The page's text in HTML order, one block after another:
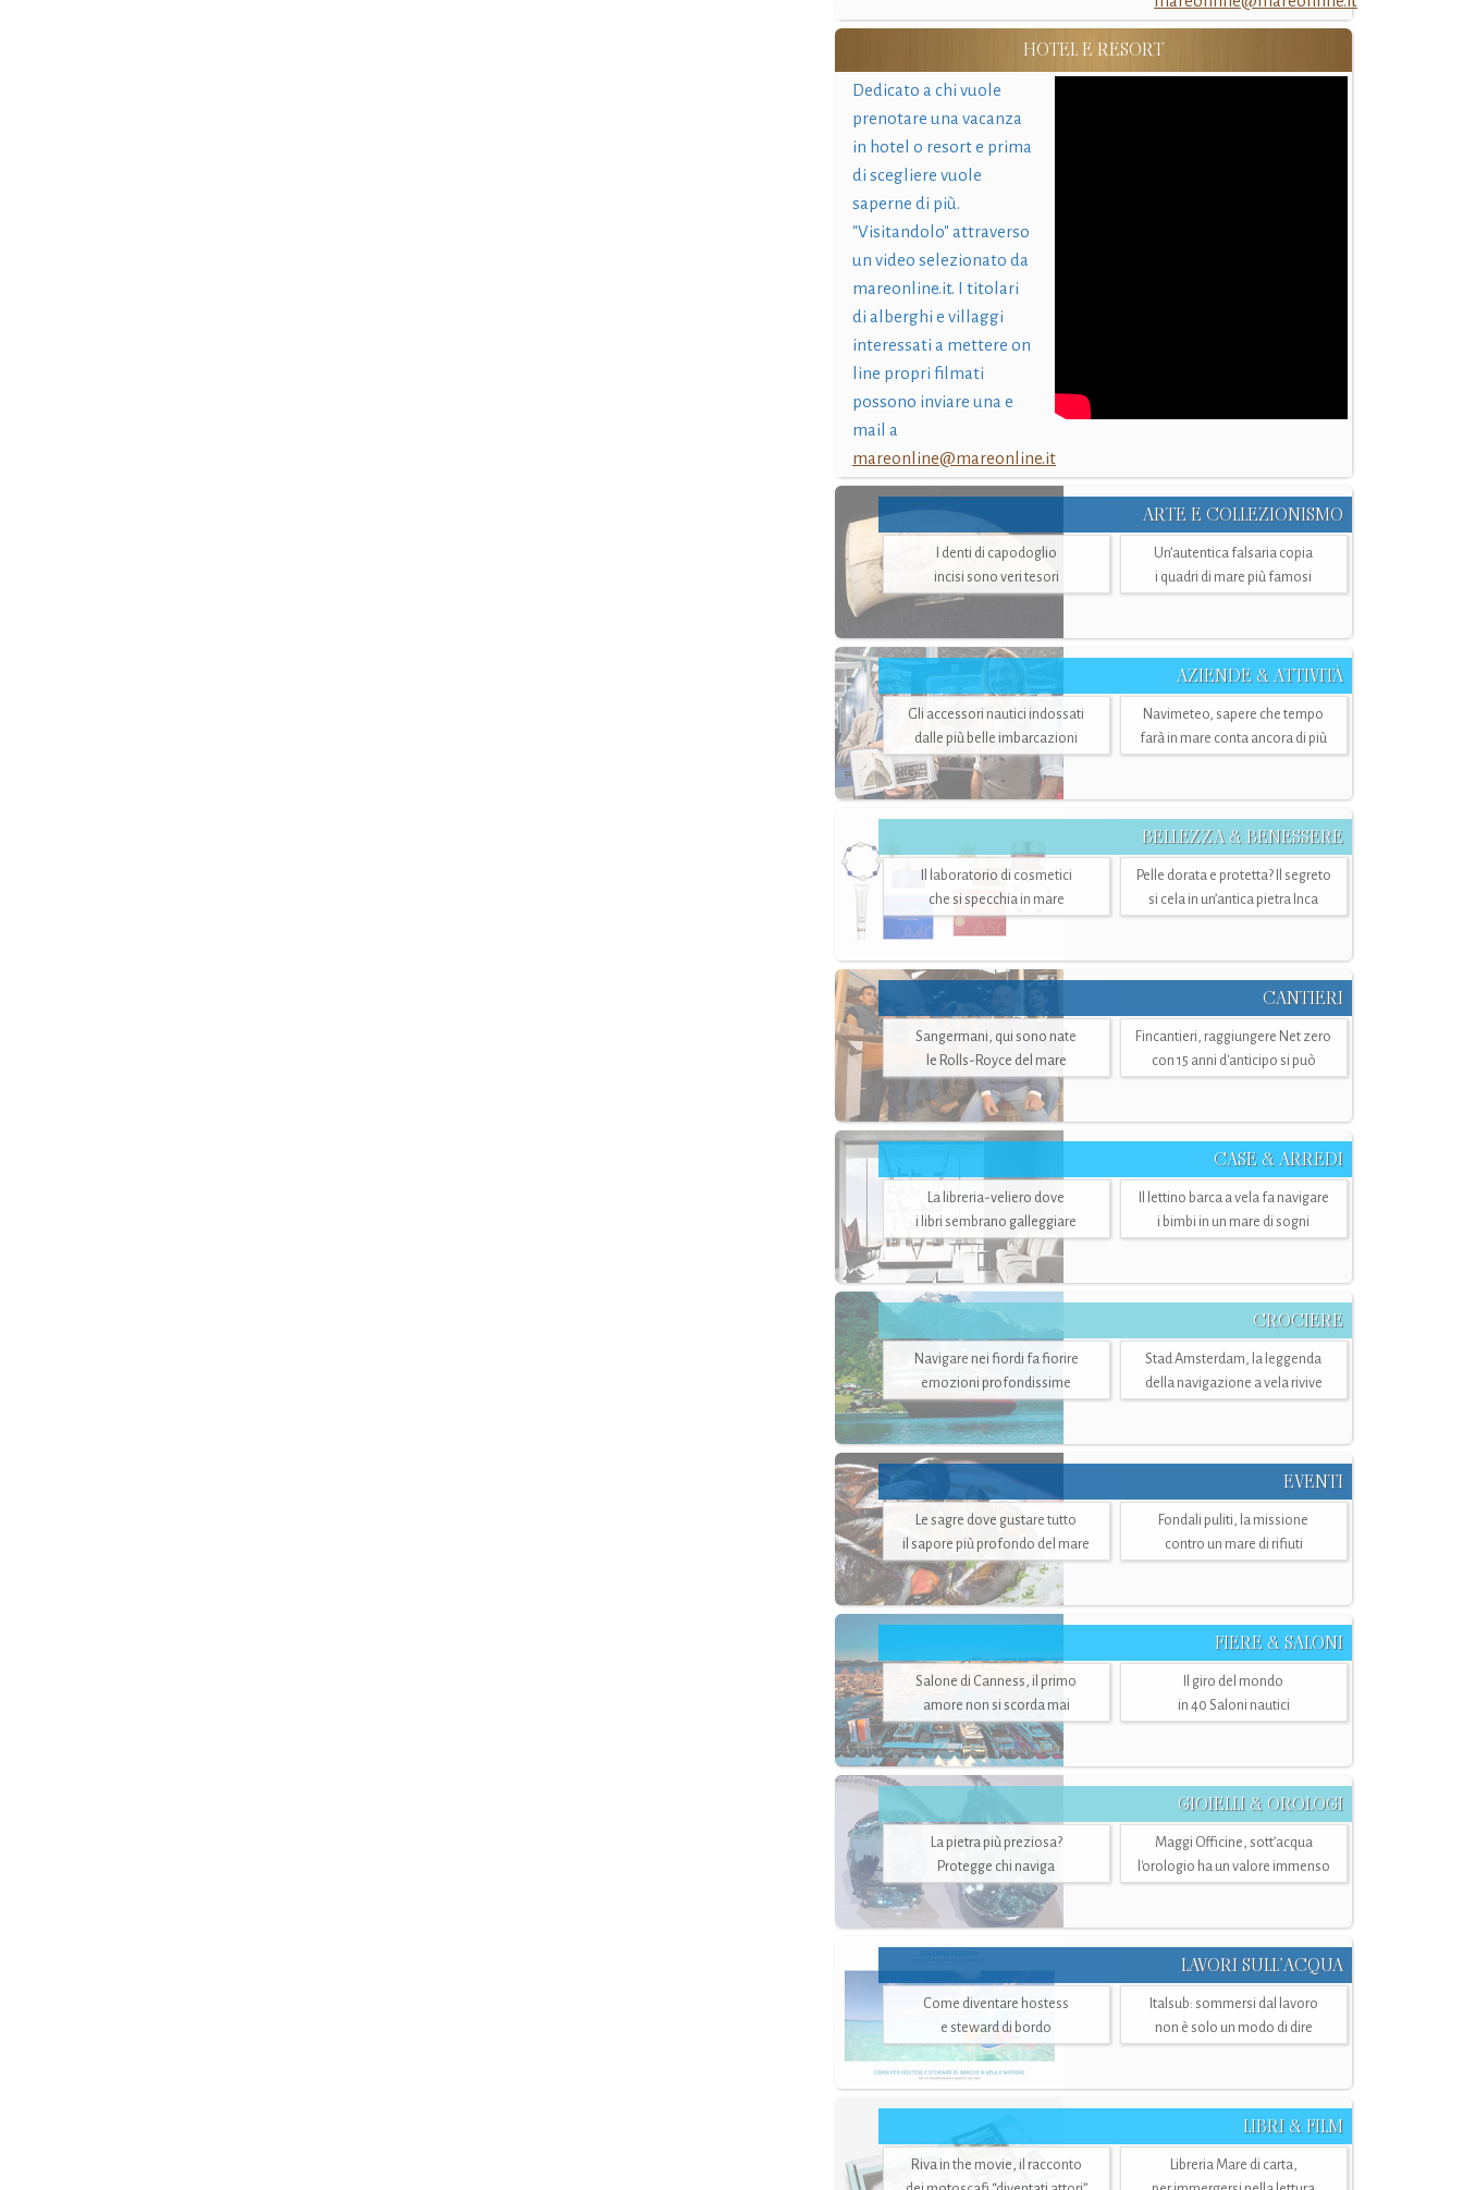
HOTEL E RESORT
Dedicato a chi vuole
prenotare una vacanza
in hotel o resort e prima
di scegliere vuole
saperne di più.
"Visitandolo" attraverso
un video selezionato da
mareonline.it. I titolari
di alberghi e villaggi
interessati a mettere on
line propri filmati
possono inviare una e
mail a
mareonline@mareonline.it
ARTE E COLLEZIONISMO
I denti di capodoglio
incisi sono veri tesori
Un’autentica falsaria copia
i quadri di mare più famosi
AZIENDE & ATTIVITÀ
Gli accessori nautici indossati
dalle più belle imbarcazioni
Navimeteo, sapere che tempo
farà in mare conta ancora di più
BELLEZZA & BENESSERE
Il laboratorio di cosmetici
che si specchia in mare
Pelle dorata e protetta? Il segreto
si cela in un’antica pietra Inca
CANTIERI
Sangermani, qui sono nate
le Rolls-Royce del mare
Fincantieri, raggiungere Net zero
con 15 anni d'anticipo si può
CASE & ARREDI
La libreria-veliero dove
i libri sembrano galleggiare
Il lettino barca a vela fa navigare
i bimbi in un mare di sogni
CROCIERE
Navigare nei fiordi fa fiorire
emozioni profondissime
Stad Amsterdam, la leggenda
della navigazione a vela rivive
EVENTI
Le sagre dove gustare tutto
il sapore più profondo del mare
Fondali puliti, la missione
contro un mare di rifiuti
FIERE & SALONI
Salone di Canness, il primo
amore non si scorda mai
Il giro del mondo
in 40 Saloni nautici
GIOIELLI & OROLOGI
La pietra più preziosa?
Protegge chi naviga
Maggi Officine, sott’acqua
l'orologio ha un valore immenso
LAVORI SULL’ACQUA
Come diventare hostess
e steward di bordo
Italsub: sommersi dal lavoro
non è solo un modo di dire
LIBRI & FILM
Riva in the movie, il racconto
Libreria Mare di carta,